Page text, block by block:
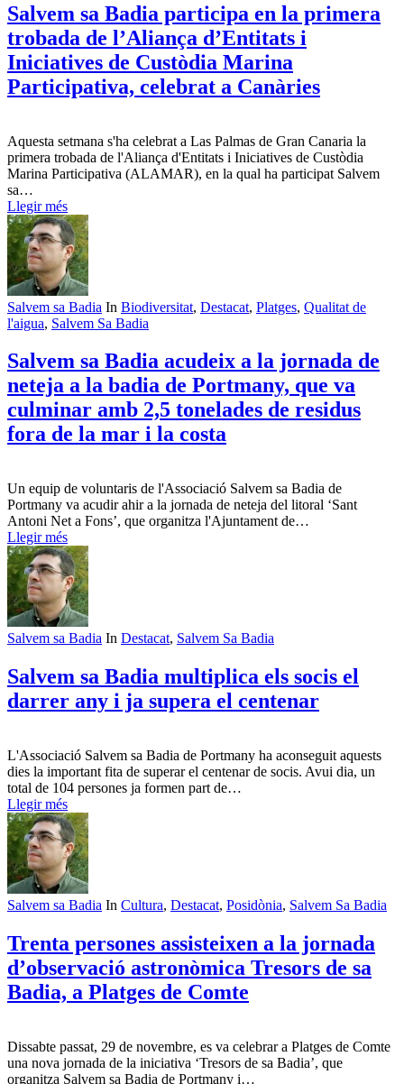
Salvem sa Badia participa en la primera
trobada de l’Aliança d’Entitats i
Iniciatives de Custòdia Marina
Participativa, celebrat a Canàries
Aquesta setmana s'ha celebrat a Las Palmas de Gran Canaria la
primera trobada de l'Aliança d'Entitats i Iniciatives de Custòdia
Marina Participativa (ALAMAR), en la qual ha participat Salvem
sa…
Llegir més
Salvem sa Badia In Biodiversitat, Destacat, Platges, Qualitat de
l'aigua, Salvem Sa Badia
Salvem sa Badia acudeix a la jornada de
neteja a la badia de Portmany, que va
culminar amb 2,5 tonelades de residus
fora de la mar i la costa
Un equip de voluntaris de l'Associació Salvem sa Badia de
Portmany va acudir ahir a la jornada de neteja del litoral ‘Sant
Antoni Net a Fons’, que organitza l'Ajuntament de…
Llegir més
Salvem sa Badia In Destacat, Salvem Sa Badia
Salvem sa Badia multiplica els socis el
darrer any i ja supera el centenar
L'Associació Salvem sa Badia de Portmany ha aconseguit aquests
dies la important fita de superar el centenar de socis. Avui dia, un
total de 104 persones ja formen part de…
Llegir més
Salvem sa Badia In Cultura, Destacat, Posidònia, Salvem Sa Badia
Trenta persones assisteixen a la jornada
d’observació astronòmica Tresors de sa
Badia, a Platges de Comte
Dissabte passat, 29 de novembre, es va celebrar a Platges de Comte
una nova jornada de la iniciativa ‘Tresors de sa Badia’, que
organitza Salvem sa Badia de Portmany i…